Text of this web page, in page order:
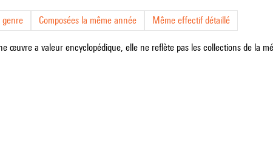
genre Composées la même année Même effectif détaillé
œuvre a valeur encyclopédique, elle ne reflète pas les collections de la